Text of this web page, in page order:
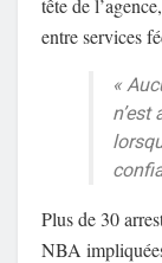
tête de
entre services
«
Plus de 30
NBA